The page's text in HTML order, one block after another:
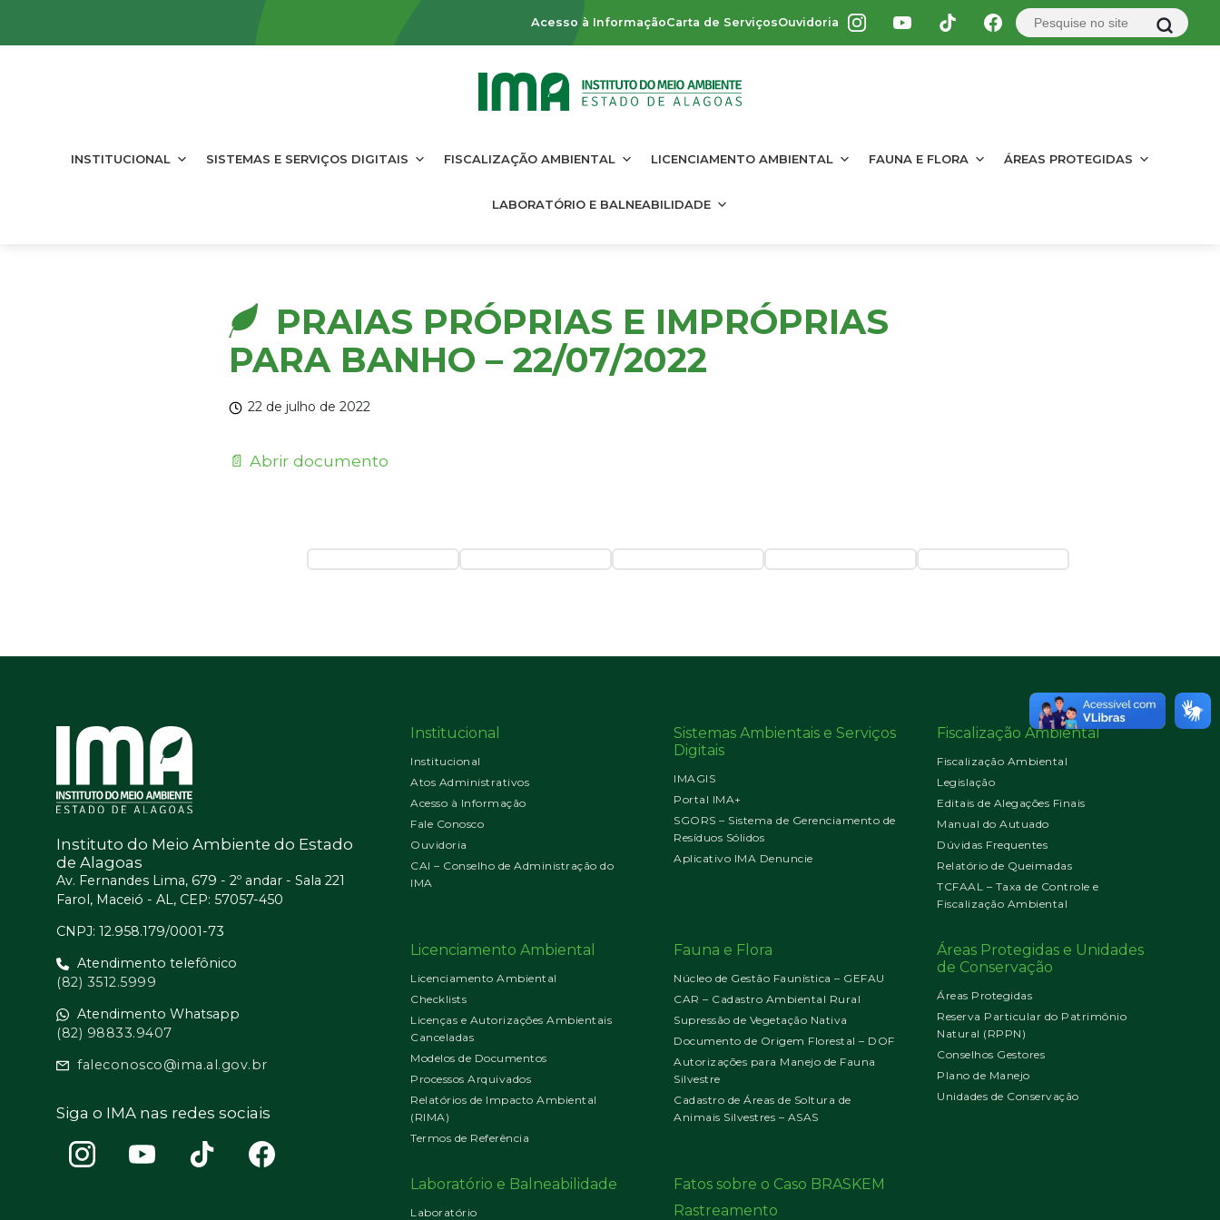
Acesso à InformaçãoCarta de ServiçosOuvidoria
INSTITUCIONAL SISTEMAS E SERVIÇOS DIGITAIS FISCALIZAÇÃO AMBIENTAL LICENCIAMENTO AMBIENTAL FAUNA E FLORA ÁREAS PROTEGIDAS
LABORATÓRIO E BALNEABILIDADE
PRAIAS PRÓPRIAS E IMPRÓPRIAS
PARA BANHO – 22/07/2022
22 de julho de 2022
📄 Abrir documento
Instituto do Meio Ambiente do Estado
de Alagoas
Av. Fernandes Lima, 679 - 2º andar - Sala 221
Farol, Maceió - AL, CEP: 57057-450
CNPJ: 12.958.179/0001-73
Atendimento telefônico
(82) 3512.5999
Atendimento Whatsapp
(82) 98833.9407
faleconosco@ima.al.gov.br
Siga o IMA nas redes sociais
Institucional
Institucional
Atos Administrativos
Acesso à Informação
Fale Conosco
Ouvidoria
CAI – Conselho de Administração do
IMA
Sistemas Ambientais e Serviços
Digitais
IMAGIS
Portal IMA+
SGORS – Sistema de Gerenciamento de
Resíduos Sólidos
Aplicativo IMA Denuncie
Fiscalização Ambiental
Fiscalização Ambiental
Legislação
Editais de Alegações Finais
Manual do Autuado
Dúvidas Frequentes
Relatório de Queimadas
TCFAAL – Taxa de Controle e
Fiscalização Ambiental
Licenciamento Ambiental
Licenciamento Ambiental
Checklists
Licenças e Autorizações Ambientais
Canceladas
Modelos de Documentos
Processos Arquivados
Relatórios de Impacto Ambiental
(RIMA)
Termos de Referência
Fauna e Flora
Núcleo de Gestão Faunística – GEFAU
CAR – Cadastro Ambiental Rural
Supressão de Vegetação Nativa
Documento de Origem Florestal – DOF
Autorizações para Manejo de Fauna
Silvestre
Cadastro de Áreas de Soltura de
Animais Silvestres – ASAS
Áreas Protegidas e Unidades
de Conservação
Áreas Protegidas
Reserva Particular do Patrimônio
Natural (RPPN)
Conselhos Gestores
Plano de Manejo
Unidades de Conservação
Laboratório e Balneabilidade
Laboratório
Fatos sobre o Caso BRASKEM
Rastreamento